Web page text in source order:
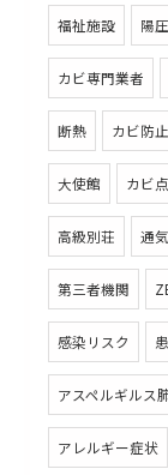
福祉施設 陽
カビ専門業者
断熱 カビ防止
大使館 カビ
高級別荘 通
第三者機関
感染リスク
アスペルギルス
アレルギー症状